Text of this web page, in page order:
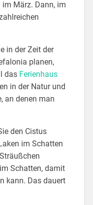
März. Dann, im
in der Zeit der
planen,
das Ferienhaus
in der Natur und
an denen man
den Cistus
im Schatten
Schatten, damit
kann. Das dauert